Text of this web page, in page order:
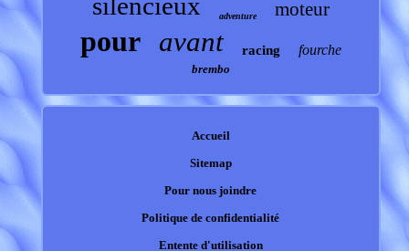
adventure moteur
pour avant racing fourche
brembo
Accueil
Sitemap
Pour nous joindre
Politique de confidentialité
Entente d'utilisation